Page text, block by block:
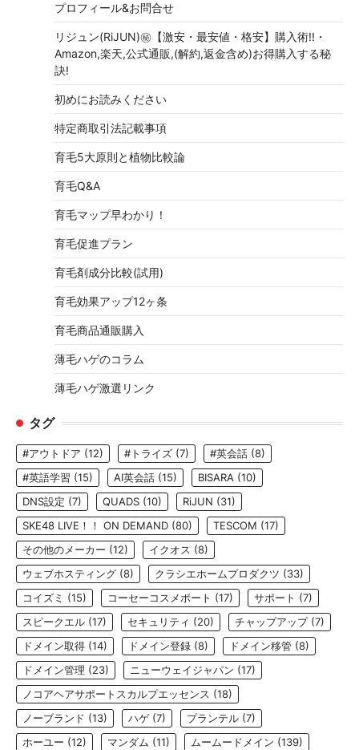
プロフィール&お問合せ
リジュン(RiJUN)㊙【激安・最安値・格安】購入術!!・
Amazon,楽天,公式通販,(解約,返金含め)お得購入する秘
訣!
初めにお読みください
特定商取引法記載事項
育毛5大原則と植物比較論
育毛Q&A
育毛マップ早わかり！
育毛促進プラン
育毛剤成分比較(試用)
育毛効果アップ12ヶ条
育毛商品通販購入
薄毛ハゲのコラム
薄毛ハゲ激選リンク
タグ
#アウトドア (12) #トライズ (7) #英会話 (8)
#英語学習 (15) AI英会話 (15) BISARA (10)
DNS設定 (7) QUADS (10) RiJUN (31)
SKE48 LIVE！！ ON DEMAND (80) TESCOM (17)
その他のメーカー (12) イクオス (8)
ウェブホスティング (8) クラシエホームプロダクツ (33)
コイズミ (15) コーセーコスメポート (17) サポート (7)
スピークエル (17) セキュリティ (20) チャップアップ(7)
ドメイン取得 (14) ドメイン登録 (8) ドメイン移管 (8)
ドメイン管理 (23) ニューウェイジャパン (17)
ノコアヘアサポートスカルプエッセンス (18)
ノーブランド (13) ハゲ (7) プランテル (7)
ホーユー (12) マンダム (11) ムームードメイン (139)